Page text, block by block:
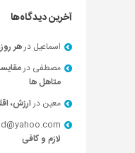
آخرین دیدگاه‌ها
اسماعیل درهر
مصطفی در
متاهل ها
معین درارزش،
لازم و کافی